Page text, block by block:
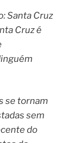
Santa Cruz
Cruz é
se tornam
sem
do